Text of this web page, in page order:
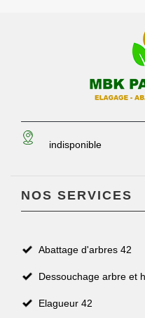
indisponible
NOS SERVICES
Abattage d'arbres 42
Dessouchage arbre et
Elagueur 42